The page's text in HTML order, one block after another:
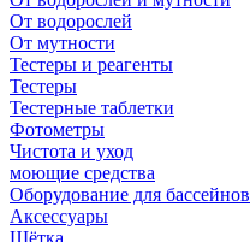
От водорослей
От мутности
Тестеры и реагенты
Тестеры
Тестерные таблетки
Фотометры
Чистота и уход
моющие средства
Оборудование для бассейнов
Аксессуары
Щётка